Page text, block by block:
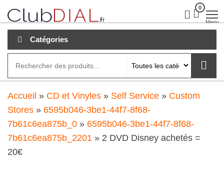
Aller
au
contenu
clubdial.fr
0
Menu
Catégories
Accueil » CD et Vinyles » Self Service » Custom
Stores » 6595b046-3be1-44f7-8f68-
7b61c6ea875b_0 » 6595b046-3be1-44f7-8f68-
7b61c6ea875b_2201 » 2 DVD Disney achetés =
20€